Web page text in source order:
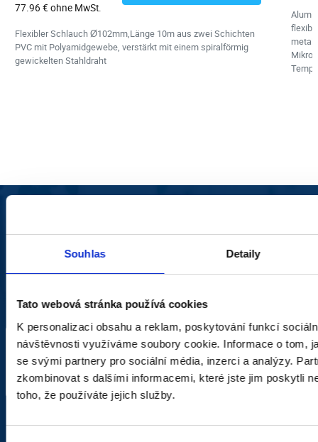
Souhlas Detaily
Tato webová stránka používá cookies
K personalizaci obsahu a reklam, poskytování funkcí
návštěvnosti využíváme soubory cookie. Informace o tom,
se svými partnery pro sociální média, inzerci a analýzy.
zkombinovat s dalšími informacemi, které jste jim poskytli
toho, že používáte jejich služby.
77.96 € ohne MwSt.
Flexibler Schlauch Ø102mm,Länge 10m aus zwei Schichten
PVC mit Polyamidgewebe, verstärkt mit einem spiralförmig
gewickelten Stahldraht
UNSEREN NEWSLETTER AN
Kollektionen und Sonderangeboten.
Anmeldung zum Newsletter
OK
mitVerarbeitung von personenbezogenen Daten.